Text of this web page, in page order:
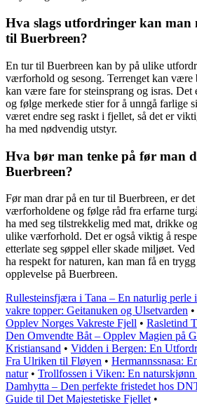
Hva slags utfordringer kan man
til Buerbreen?
En tur til Buerbreen kan by på ulike
værforhold og sesong. Terrenget kan være
kan være fare for steinsprang og isras.
og følge merkede stier for å unngå farlige
været endre seg raskt i fjellet, så det er
ha med nødvendig utstyr.
Hva bør man tenke på før man
Buerbreen?
Før man drar på en tur til Buerbreen, er
værforholdene og følge råd fra erfarne
ha med seg tilstrekkelig med mat, drikke
ulike værforhold. Det er også viktig å
etterlate seg søppel eller skade miljøet.
ha respekt for naturen, kan man få en
opplevelse på Buerbreen.
Rullesteinsfjæra i Tana – En naturlig perle
vakre topper: Geitanuken og Ulsetvarden •
Opplev Norges Vakreste Fjell • Rasletind
Den Omvendte Båt – Opplev Magien på
Kristiansand • Vidden i Bergen: En
Fra Ulriken til Fløyen • Hermannssnasa:
natur• Trollfossen i Viken: En
Damhytta – Den perfekte fristedet hos
Guide til Det Majestetiske Fjellet •